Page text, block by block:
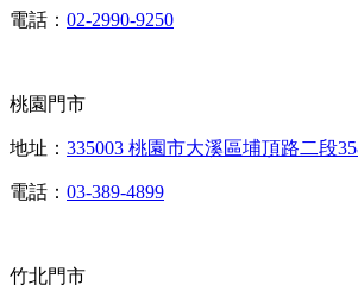
電話： 02-2990-9250
桃園門市
地址： 335003 桃園市大溪區埔頂路二段
電話： 03-389-4899
竹北門市